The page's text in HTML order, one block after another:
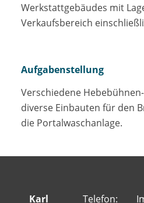
Werkstattgebäudes mit
Verkaufsbereich
Aufgabenstellung
Verschiedene
diverse Einbauten für den
die Portalwaschanlage.
Karl Telefon: